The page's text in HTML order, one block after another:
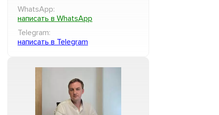
WhatsApp:
написать в WhatsApp
Telegram:
написать в Telegram